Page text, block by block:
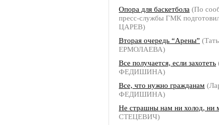
Опора для баскетбола (По
пресс-службы ГМК
ЦАРЕВ)
Вторая очередь “Арены”
ЕРМОЛАЕВА)
Все получается, если захотеть
ФЕДИШИНА)
Все, что нужно гражданам
ФЕДИШИНА)
Не страшны нам ни холод, ни
СТЕЦЕВИЧ)